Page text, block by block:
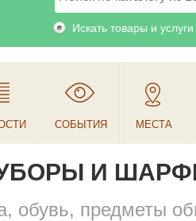
Искать товары и услуги
СОБЫТИЯ МЕСТА
И
обувь, предметы